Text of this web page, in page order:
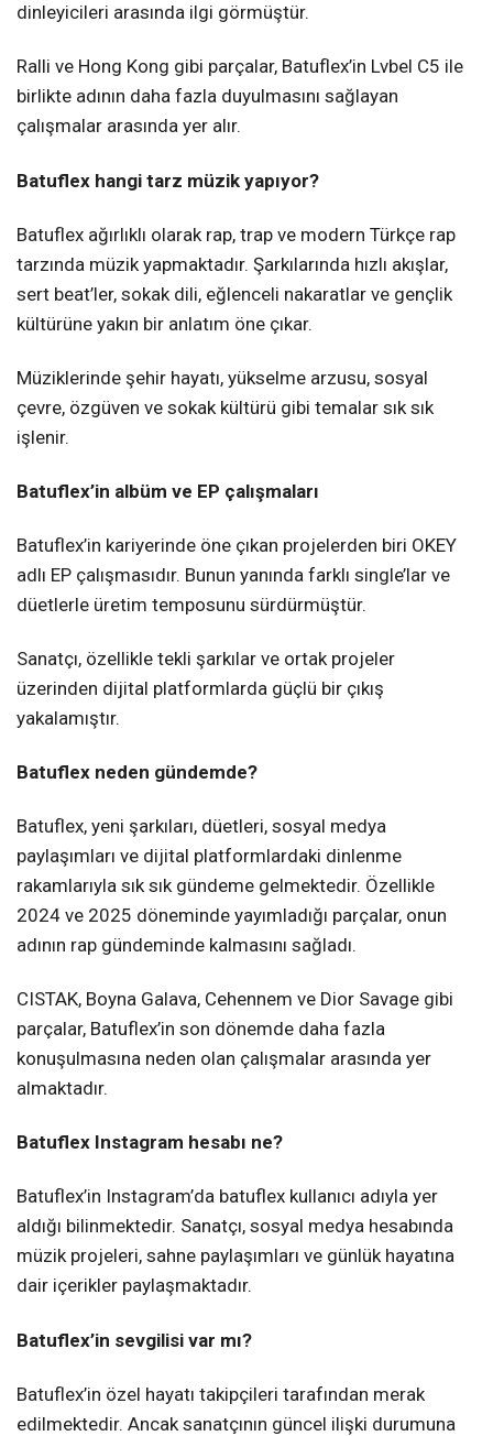
dinleyicileri arasında ilgi görmüştür.
Ralli ve Hong Kong gibi parçalar, Batuflex’in Lvbel C5 ile
birlikte adının daha fazla duyulmasını sağlayan
çalışmalar arasında yer alır.
Batuflex hangi tarz müzik yapıyor?
Batuflex ağırlıklı olarak rap, trap ve modern Türkçe rap
tarzında müzik yapmaktadır. Şarkılarında hızlı akışlar,
sert beat’ler, sokak dili, eğlenceli nakaratlar ve gençlik
kültürüne yakın bir anlatım öne çıkar.
Müziklerinde şehir hayatı, yükselme arzusu, sosyal
çevre, özgüven ve sokak kültürü gibi temalar sık sık
işlenir.
Batuflex’in albüm ve EP çalışmaları
Batuflex’in kariyerinde öne çıkan projelerden biri OKEY
adlı EP çalışmasıdır. Bunun yanında farklı single’lar ve
düetlerle üretim temposunu sürdürmüştür.
Sanatçı, özellikle tekli şarkılar ve ortak projeler
üzerinden dijital platformlarda güçlü bir çıkış
yakalamıştır.
Batuflex neden gündemde?
Batuflex, yeni şarkıları, düetleri, sosyal medya
paylaşımları ve dijital platformlardaki dinlenme
rakamlarıyla sık sık gündeme gelmektedir. Özellikle
2024 ve 2025 döneminde yayımladığı parçalar, onun
adının rap gündeminde kalmasını sağladı.
CISTAK, Boyna Galava, Cehennem ve Dior Savage gibi
parçalar, Batuflex’in son dönemde daha fazla
konuşulmasına neden olan çalışmalar arasında yer
almaktadır.
Batuflex Instagram hesabı ne?
Batuflex’in Instagram’da batuflex kullanıcı adıyla yer
aldığı bilinmektedir. Sanatçı, sosyal medya hesabında
müzik projeleri, sahne paylaşımları ve günlük hayatına
dair içerikler paylaşmaktadır.
Batuflex’in sevgilisi var mı?
Batuflex’in özel hayatı takipçileri tarafından merak
edilmektedir. Ancak sanatçının güncel ilişki durumuna